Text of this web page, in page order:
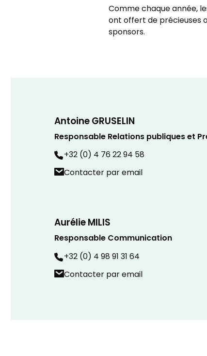
Comme chaque année,
ont offert de précieuses
sponsors.
Antoine GRUSELIN
Responsable Relations publiques et
+32 (0) 4 76 22 94 58
Contacter par email
Aurélie MILIS
Responsable Communication
+32 (0) 4 98 91 31 64
Contacter par email